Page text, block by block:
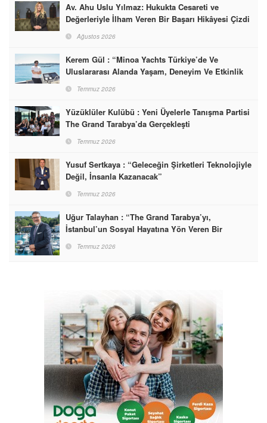
Av. Ahu Uslu Yılmaz: Hukukta Cesareti ve
Değerleriyle İlham Veren Bir Başarı Hikâyesi Çizdi
Ağustos 2026
Kerem Gül : “Minoa Yachts Türkiye’de Ve
Uluslararası Alanda Yaşam, Deneyim Ve Etkinlik
Markası Olacak”
Temmuz 2026
Yüzüklüler Kulübü : Yeni Üyelerle Tanışma Partisi
The Grand Tarabya’da Gerçekleşti
Temmuz 2026
Yusuf Sertkaya : “Geleceğin Şirketleri Teknolojiyle
Değil, İnsanla Kazanacak”
Temmuz 2026
Uğur Talayhan : “The Grand Tarabya’yı,
İstanbul’un Sosyal Hayatına Yön Veren Bir
Destinasyon Haline Getirmeyi Hedefliyorum”
Temmuz 2026